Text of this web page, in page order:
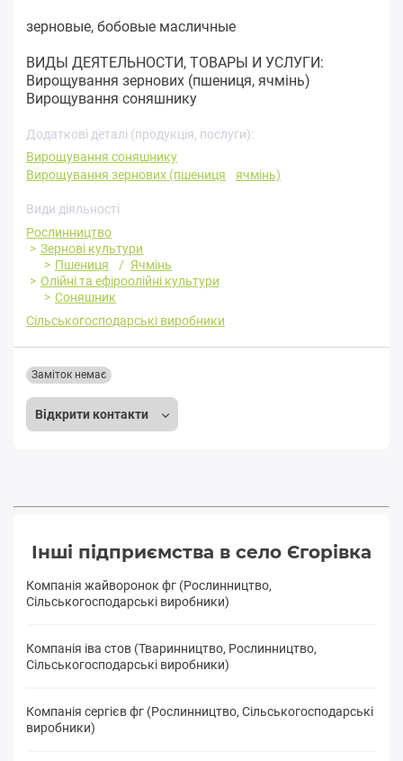
зерновые, бобовые масличные
ВИДЫ ДЕЯТЕЛЬНОСТИ, ТОВАРЫ И УСЛУГИ:
Вирощування зернових (пшениця, ячмінь)
Вирощування соняшнику
Додаткові деталі (продукція, послуги):
Вирощування соняшнику
Вирощування зернових (пшениця
ячмінь)
Види діяльності
Рослинництво
Зернові культури
Пшениця
Ячмінь
Олійні та ефіроолійні культури
Соняшник
Сільськогосподарські виробники
Відкрити контакти
Заміток немає
Інші підприємства в село Єгорівка
Компанія жайворонок фг (Рослинництво,
Сільськогосподарські виробники)
Компанія іва стов (Тваринництво, Рослинництво,
Сільськогосподарські виробники)
Компанія сергієв фг (Рослинництво, Сільськогосподарські
виробники)